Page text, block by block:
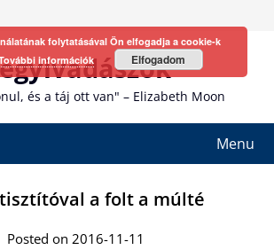
és a táj ott van" – Elizabeth Moon
Menu
a folt a múlté
Posted on 2016-11-11
folytatásával Ön elfogadja a cookie-k
információk Elfogadom